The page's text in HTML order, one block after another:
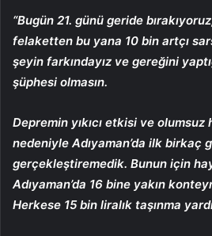
“Bugün 21. günü geride
felaketten bu yana 10 bin artçı
şeyin farkındayız ve gereğini
şüphesi olmasın.
Depremin yıkıcı etkisi ve olumsuz
nedeniyle Adıyaman’da ilk birkaç
gerçekleştiremedik. Bunun için
Adıyaman’da 16 bine yakın
Herkese 15 bin liralık taşınma